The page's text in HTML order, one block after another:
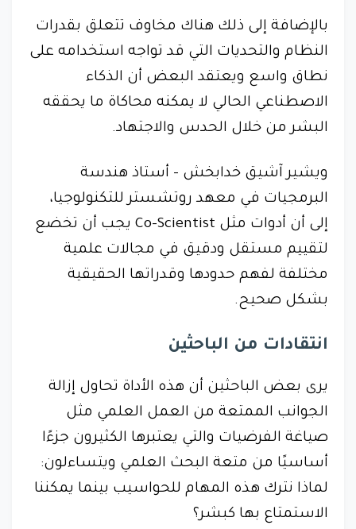
بالإضافة إلى ذلك هناك مخاوف تتعلق بقدرات
النظام والتحديات التي قد تواجه استخدامه على
نطاق واسع ويعتقد البعض أن الذكاء
الاصطناعي الحالي لا يمكنه محاكاة ما يحققه
البشر من خلال الحدس والاجتهاد.
ويشير آشيق خدابخش - أستاذ هندسة
البرمجيات في معهد روتشستر للتكنولوجيا،
إلى أن أدوات مثل Co-Scientist يجب أن تخضع
لتقييم مستقل ودقيق في مجالات علمية
مختلفة لفهم حدودها وقدراتها الحقيقية
بشكل صحيح.
انتقادات من الباحثين
يرى بعض الباحثين أن هذه الأداة تحاول إزالة
الجوانب الممتعة من العمل العلمي مثل
صياغة الفرضيات والتي يعتبرها الكثيرون جزءًا
أساسيًا من متعة البحث العلمي ويتساءلون:
لماذا نترك هذه المهام للحواسيب بينما يمكننا
الاستمتاع بها كبشر؟